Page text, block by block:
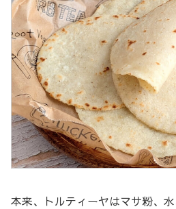
本来、トルティーヤはマサ粉、水